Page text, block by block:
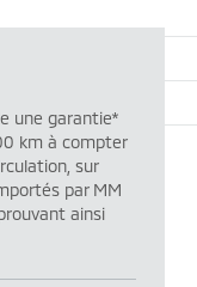
une garantie*
km à compter
sur
par MM
ainsi